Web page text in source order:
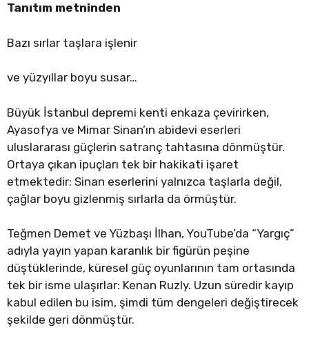
Tanıtım metninden
Bazı sırlar taşlara işlenir
ve yüzyıllar boyu susar…
Büyük İstanbul depremi kenti enkaza çevirirken,
Ayasofya ve Mimar Sinan’ın abidevi eserleri
uluslararası güçlerin satranç tahtasına dönmüştür.
Ortaya çıkan ipuçları tek bir hakikati işaret
etmektedir: Sinan eserlerini yalnızca taşlarla değil,
çağlar boyu gizlenmiş sırlarla da örmüştür.
Teğmen Demet ve Yüzbaşı İlhan, YouTube’da “Yargıç”
adıyla yayın yapan karanlık bir figürün peşine
düştüklerinde, küresel güç oyunlarının tam ortasında
tek bir isme ulaşırlar: Kenan Ruzly. Uzun süredir kayıp
kabul edilen bu isim, şimdi tüm dengeleri değiştirecek
şekilde geri dönmüştür.